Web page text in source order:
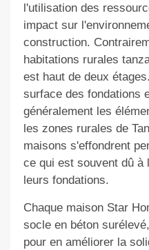
l'utilisation des
impact sur
construction.
habitations rurales
est haut de deux
surface des fondations
généralement les
les zones rurales de
maisons s'effondrent
ce qui est souvent dû à
leurs fondations.
Chaque maison Star
socle en béton
pour en améliorer la